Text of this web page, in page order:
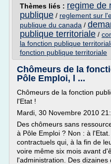
Thèmes liés : regime de
publique / reglement sur
publique du canada /
publique territoriale /
la fonction publique
fonction publique territoriale
Chômeurs de la
Pôle Emploi, l ...
Chômeurs de la fonction
l'Etat !
Mardi, 30 Novembre 2010
Des chômeurs sans
à Pôle Emploi ? Non : à
contractuels qui, à la fin de
voire même six mois avant
l'administration. Des